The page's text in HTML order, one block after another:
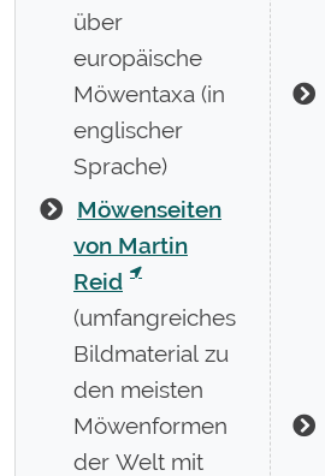
über
europäische
Möwentaxa (in
englischer
Sprache)
Möwenseiten
von Martin
Reid
(umfangreiches
Bildmaterial zu
den meisten
Möwenformen
der Welt mit